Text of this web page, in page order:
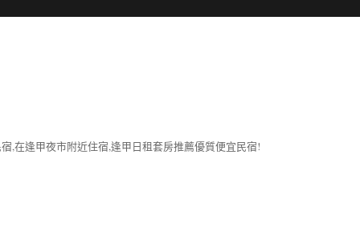
,在逢甲夜市附近住宿,逢甲日租套房推薦優質便宜民宿!